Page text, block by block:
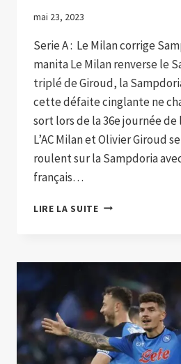
mai 23, 2023
Serie A : Le Milan corrige
manita Le Milan renverse le
triplé de Giroud, la
cette défaite cinglante ne
sort lors de la 36e journée de
L’AC Milan et Olivier Giroud
roulent sur la Sampdoria
français…
LIRE LA SUITELE
SAMPDORIA
AVEC
UN
TRIPLÉ
DE
GIROUD